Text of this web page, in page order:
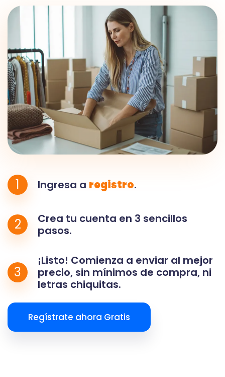
1 Ingresa a registro.
2
Crea tu cuenta en 3 sencillos
pasos.
3
¡Listo! Comienza a enviar al mejor
precio, sin mínimos de compra, ni
letras chiquitas.
Regístrate ahora Gratis